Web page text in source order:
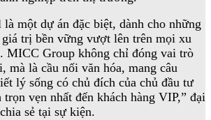
một dự án đặc biệt, dành cho những
trị bền vững vượt lên trên mọi xu
MICC Group không chỉ đóng vai trò
mà là cầu nối văn hóa, mang câu
lý sống có chủ đích của chủ đầu tư
vẹn nhất đến khách hàng VIP,” đại
sẻ tại sự kiện.